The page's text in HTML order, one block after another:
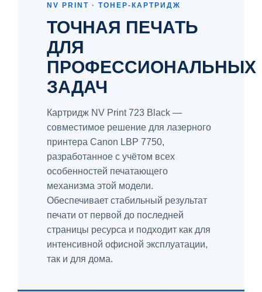
NV PRINT · ТОНЕР-КАРТРИДЖ
ТОЧНАЯ ПЕЧАТЬ
ДЛЯ
ПРОФЕССИОНАЛЬНЫХ
ЗАДАЧ
Картридж NV Print 723 Black —
совместимое решение для лазерного
принтера Canon LBP 7750,
разработанное с учётом всех
особенностей печатающего
механизма этой модели.
Обеспечивает стабильный результат
печати от первой до последней
страницы ресурса и подходит как для
интенсивной офисной эксплуатации,
так и для дома.